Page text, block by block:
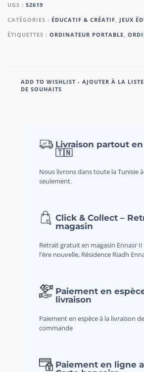
UGS : 52619
CATÉGORIES : ÉDUCATIF & CRÉATIF JEUX
ÉTIQUETTES : ORDINATEUR PORTABLE
ADD TO WISHLIST - AJOUTER À LA LISTE
DE SOUHAITS
Livraison partout
🇹🇳
Nous livrons dans toute la Tunisie à
seulement.
Click & Collect –
magasin
Retrait gratuit en magasin Ennasr II
l'ère nouvelle, Résidence Riadh
Paiement en
livraison
Paiement en espèce à la livraison
commande
Paiement en ligne